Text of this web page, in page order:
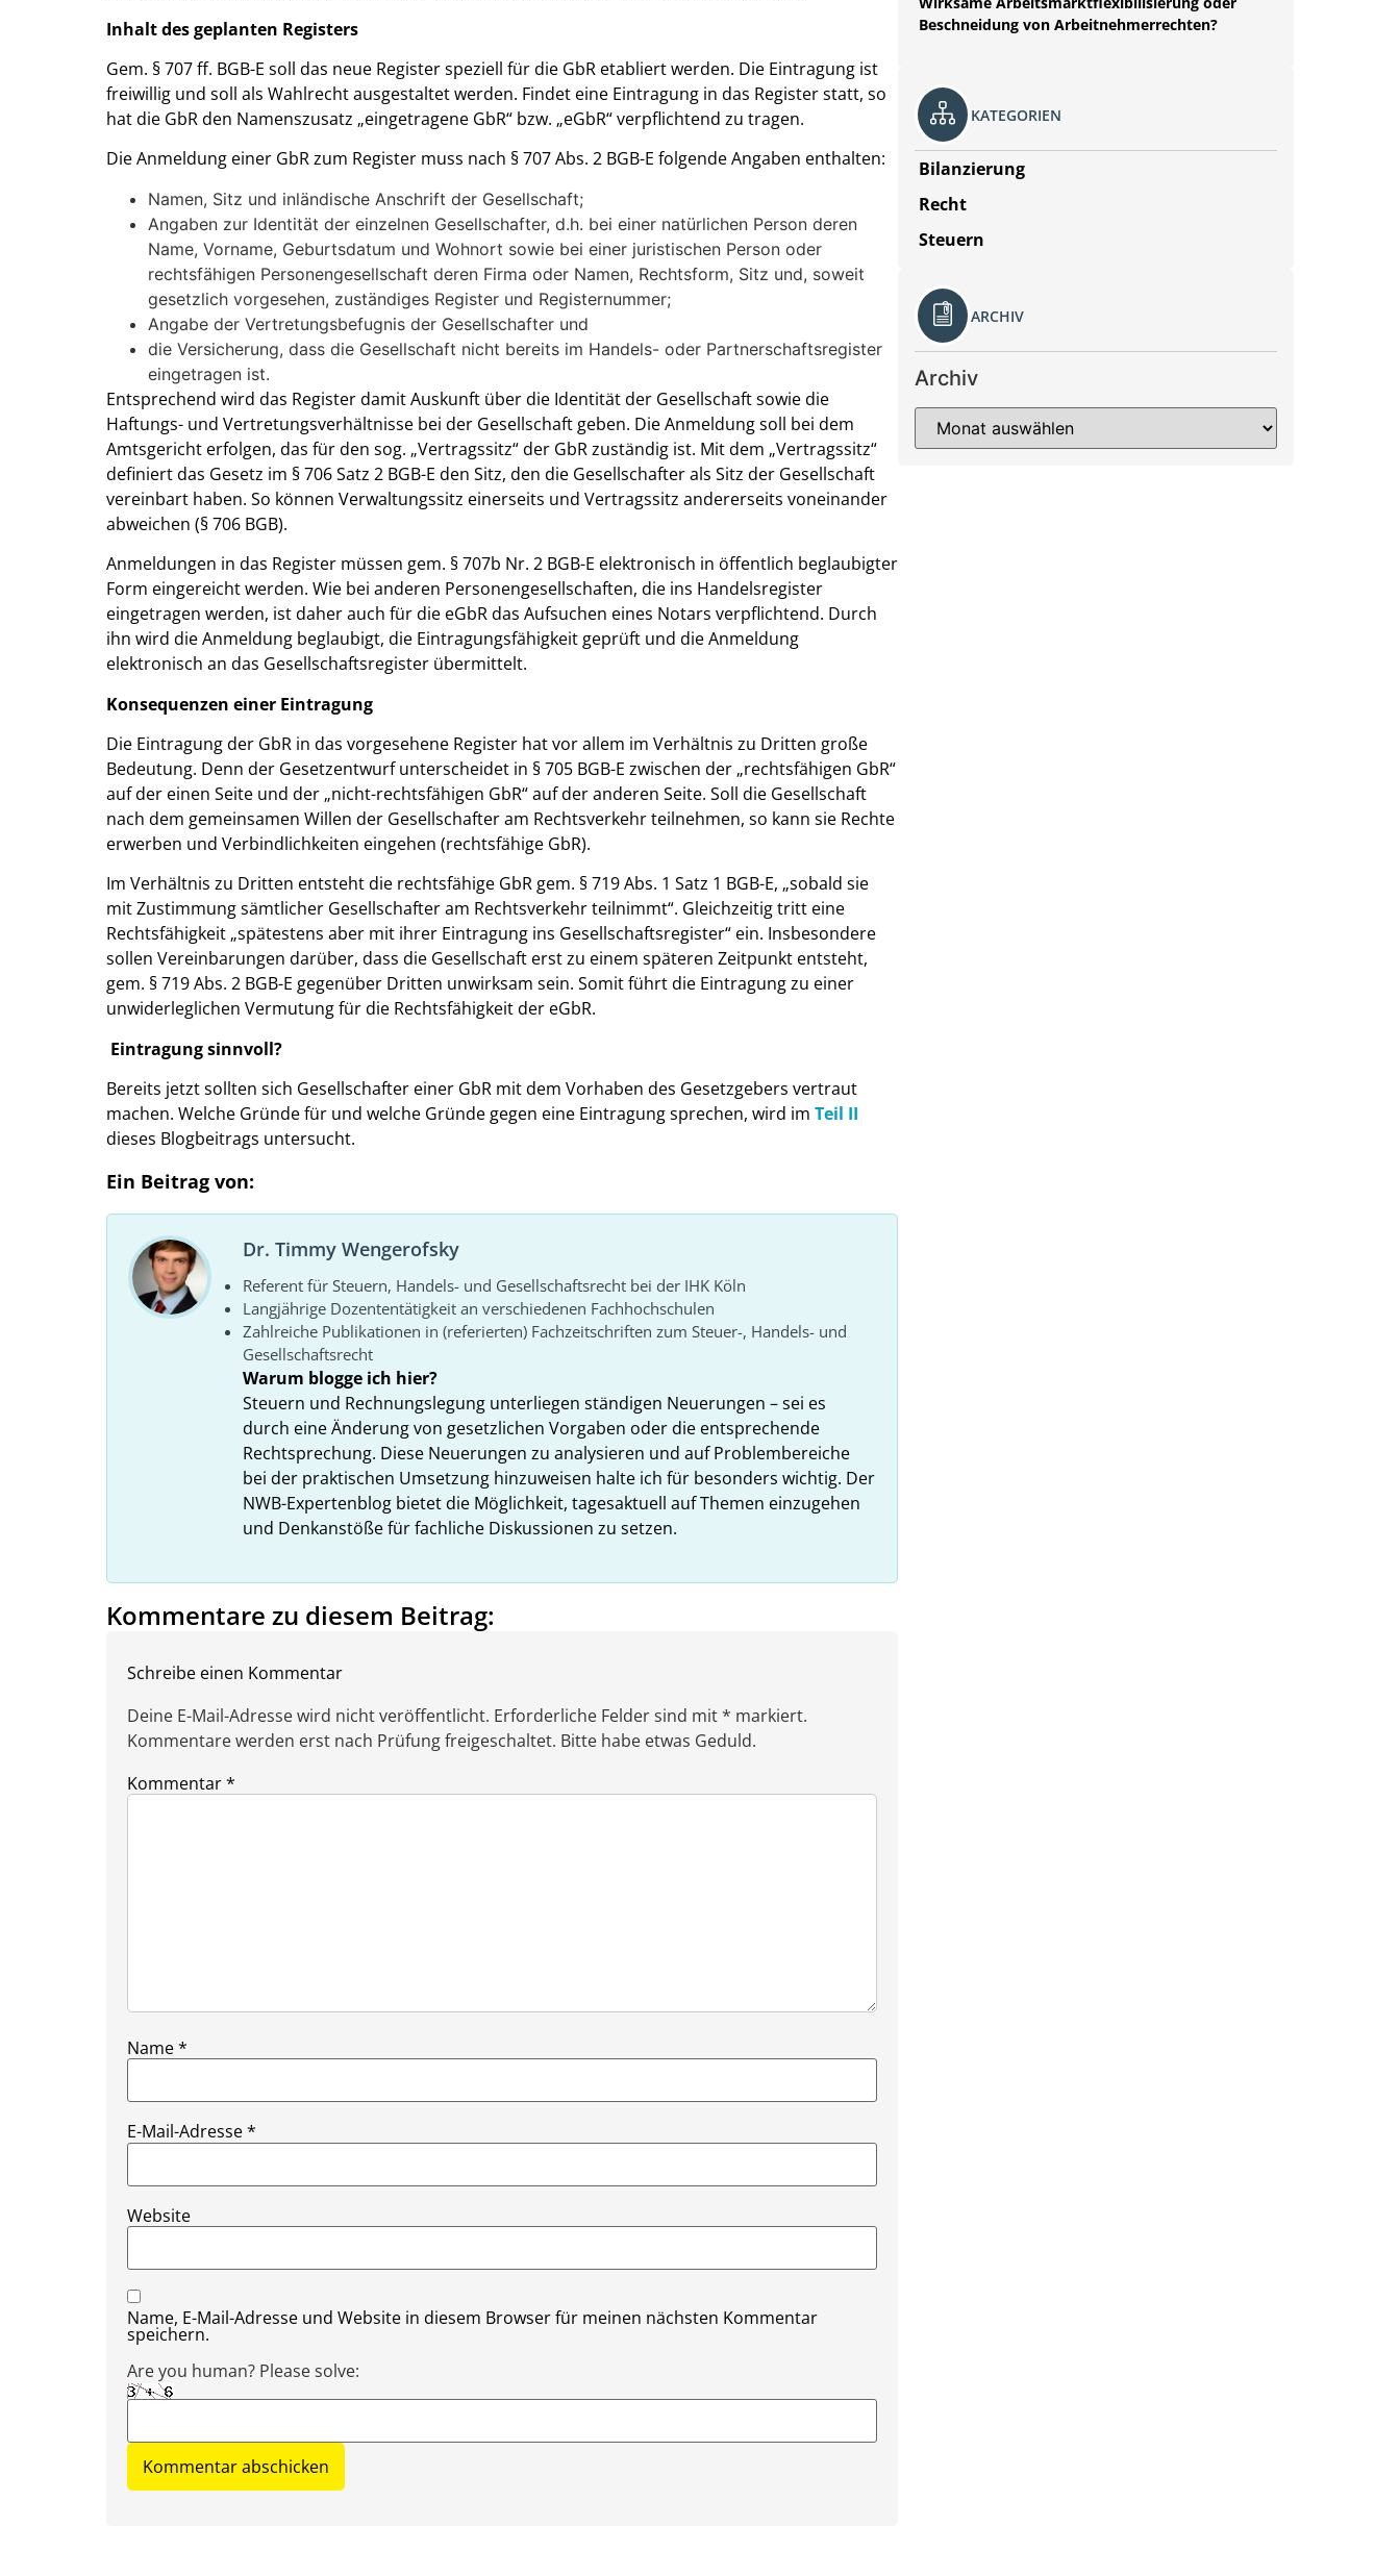
Inhalt des geplanten Registers
Gem. § 707 ff. BGB-E soll das neue Register speziell für die GbR etabliert werden. Die Eintragung ist
freiwillig und soll als Wahlrecht ausgestaltet werden. Findet eine Eintragung in das Register statt, so
hat die GbR den Namenszusatz „eingetragene GbR“ bzw. „eGbR“ verpflichtend zu tragen.
Die Anmeldung einer GbR zum Register muss nach § 707 Abs. 2 BGB-E folgende Angaben enthalten:
Namen, Sitz und inländische Anschrift der Gesellschaft;
Angaben zur Identität der einzelnen Gesellschafter, d.h. bei einer natürlichen Person deren
Name, Vorname, Geburtsdatum und Wohnort sowie bei einer juristischen Person oder
rechtsfähigen Personengesellschaft deren Firma oder Namen, Rechtsform, Sitz und, soweit
gesetzlich vorgesehen, zuständiges Register und Registernummer;
Angabe der Vertretungsbefugnis der Gesellschafter und
die Versicherung, dass die Gesellschaft nicht bereits im Handels- oder Partnerschaftsregister
eingetragen ist.
Entsprechend wird das Register damit Auskunft über die Identität der Gesellschaft sowie die
Haftungs- und Vertretungsverhältnisse bei der Gesellschaft geben. Die Anmeldung soll bei dem
Amtsgericht erfolgen, das für den sog. „Vertragssitz“ der GbR zuständig ist. Mit dem „Vertragssitz“
definiert das Gesetz im § 706 Satz 2 BGB-E den Sitz, den die Gesellschafter als Sitz der Gesellschaft
vereinbart haben. So können Verwaltungssitz einerseits und Vertragssitz andererseits voneinander
abweichen (§ 706 BGB).
Anmeldungen in das Register müssen gem. § 707b Nr. 2 BGB-E elektronisch in öffentlich beglaubigter
Form eingereicht werden. Wie bei anderen Personengesellschaften, die ins Handelsregister
eingetragen werden, ist daher auch für die eGbR das Aufsuchen eines Notars verpflichtend. Durch
ihn wird die Anmeldung beglaubigt, die Eintragungsfähigkeit geprüft und die Anmeldung
elektronisch an das Gesellschaftsregister übermittelt.
Konsequenzen einer Eintragung
Die Eintragung der GbR in das vorgesehene Register hat vor allem im Verhältnis zu Dritten große
Bedeutung. Denn der Gesetzentwurf unterscheidet in § 705 BGB-E zwischen der „rechtsfähigen GbR“
auf der einen Seite und der „nicht-rechtsfähigen GbR“ auf der anderen Seite. Soll die Gesellschaft
nach dem gemeinsamen Willen der Gesellschafter am Rechtsverkehr teilnehmen, so kann sie Rechte
erwerben und Verbindlichkeiten eingehen (rechtsfähige GbR).
Im Verhältnis zu Dritten entsteht die rechtsfähige GbR gem. § 719 Abs. 1 Satz 1 BGB-E, „sobald sie
mit Zustimmung sämtlicher Gesellschafter am Rechtsverkehr teilnimmt“. Gleichzeitig tritt eine
Rechtsfähigkeit „spätestens aber mit ihrer Eintragung ins Gesellschaftsregister“ ein. Insbesondere
sollen Vereinbarungen darüber, dass die Gesellschaft erst zu einem späteren Zeitpunkt entsteht,
gem. § 719 Abs. 2 BGB-E gegenüber Dritten unwirksam sein. Somit führt die Eintragung zu einer
unwiderleglichen Vermutung für die Rechtsfähigkeit der eGbR.
Eintragung sinnvoll?
Bereits jetzt sollten sich Gesellschafter einer GbR mit dem Vorhaben des Gesetzgebers vertraut
machen. Welche Gründe für und welche Gründe gegen eine Eintragung sprechen, wird im Teil II
dieses Blogbeitrags untersucht.
Ein Beitrag von:
Dr. Timmy Wengerofsky
Referent für Steuern, Handels- und Gesellschaftsrecht bei der IHK Köln
Langjährige Dozententätigkeit an verschiedenen Fachhochschulen
Zahlreiche Publikationen in (referierten) Fachzeitschriften zum Steuer-, Handels- und
Gesellschaftsrecht
Warum blogge ich hier?
Steuern und Rechnungslegung unterliegen ständigen Neuerungen – sei es
durch eine Änderung von gesetzlichen Vorgaben oder die entsprechende
Rechtsprechung. Diese Neuerungen zu analysieren und auf Problembereiche
bei der praktischen Umsetzung hinzuweisen halte ich für besonders wichtig. Der
NWB-Expertenblog bietet die Möglichkeit, tagesaktuell auf Themen einzugehen
und Denkanstöße für fachliche Diskussionen zu setzen.
Kommentare zu diesem Beitrag:
Schreibe einen Kommentar
Deine E-Mail-Adresse wird nicht veröffentlicht. Erforderliche Felder sind mit * markiert.
Kommentare werden erst nach Prüfung freigeschaltet. Bitte habe etwas Geduld.
Kommentar*
Name*
E-Mail-Adresse*
Website
Name, E-Mail-Adresse und Website in diesem Browser für meinen nächsten Kommentar
speichern.
Are you human? Please solve:
Beschneidung von Arbeitnehmerrechten?
KATEGORIEN
Bilanzierung
Recht
Steuern
ARCHIV
Archiv